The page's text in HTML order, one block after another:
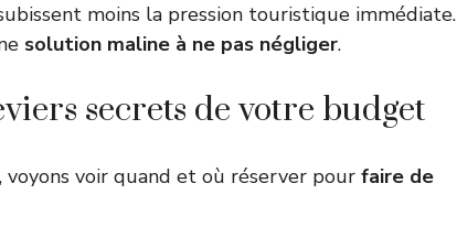
moins la pression touristique immédiate.
solution maline à ne pas négliger.
secrets de votre budget
voyons voir quand et où réserver pour faire de